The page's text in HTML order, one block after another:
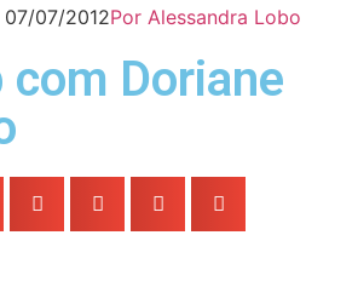
07/07/2012PorAlessandra Lobo
com Doriane